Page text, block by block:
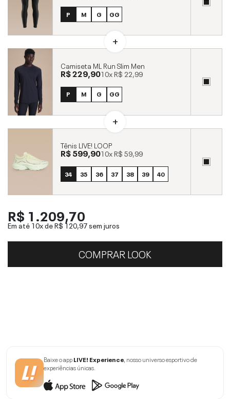
P M G GG
Camiseta ML Run Slim Men
R$ 229,9010xR$ 22,99
P M G GG
Tênis LIVE! LOOP
R$ 599,9010xR$ 59,99
34 35 36 37 38 39 40
R$ 1.209,70
Em até 10x deR$ 120,97sem juros
COMPRAR LOOK
Baixe o appLIVE! Experience, nosso universo esportivo de
experiências únicas.